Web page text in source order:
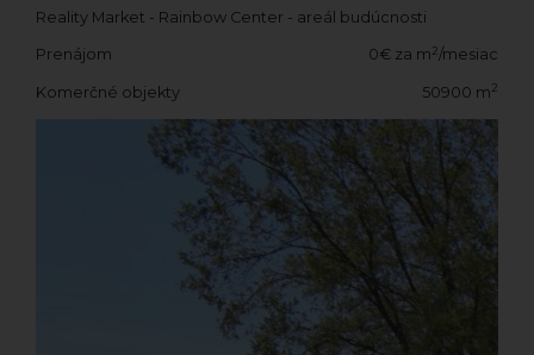
Reality Market - Rainbow Center - areál budúcnosti
Prenájom 0€ za m2/mesiac
Komerčné objekty 50900 m2